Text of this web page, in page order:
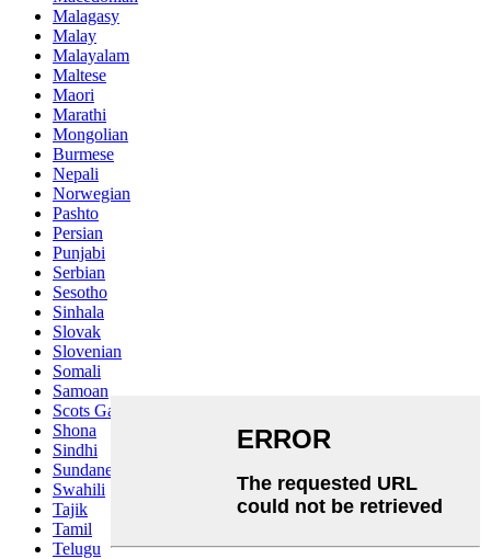
Malagasy
Malay
Malayalam
Maltese
Maori
Marathi
Mongolian
Burmese
Nepali
Norwegian
Pashto
Persian
Punjabi
Serbian
Sesotho
Sinhala
Slovak
Slovenian
Somali
Samoan
Scots Gaelic
Shona
Sindhi
Sundanese
Swahili
Tajik
Tamil
Telugu